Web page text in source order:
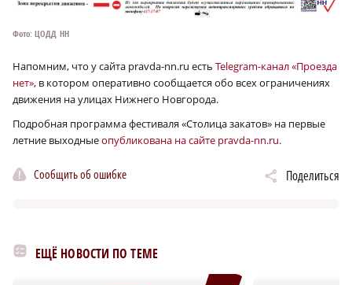
Фото: ЦОДД НН
Напомним, что у сайта pravda-nn.ru есть Telegram-канал «Проезда
нет», в котором оперативно сообщается обо всех ограничениях
движения на улицах Нижнего Новгорода.
Подробная программа фестиваля «Столица закатов» на первые
летние выходныеопубликована на сайте pravda-nn.ru.
Сообщить об ошибке Поделиться
ЕЩЁ НОВОСТИ ПО ТЕМЕ